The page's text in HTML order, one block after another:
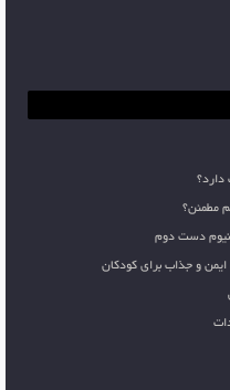
دارد؟
مطمئن؟
دست دوم
ایمن و جذاب برای کودکان